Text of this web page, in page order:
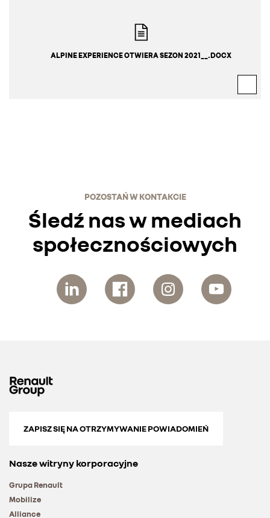
ALPINE EXPERIENCE OTWIERA SEZON 2021__.DOCX
POZOSTAŃ W KONTAKCIE
Śledź nas w mediach
społecznościowych
ZAPISZ SIĘ NA OTRZYMYWANIE POWIADOMIEŃ
Nasze witryny korporacyjne
Grupa Renault
Mobilize
Alliance